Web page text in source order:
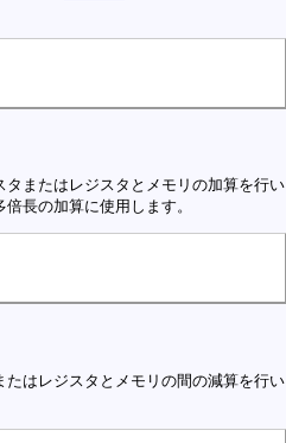
またはレジスタとメモリの加算を行い
長の加算に使用します。
はレジスタとメモリの間の減算を行い